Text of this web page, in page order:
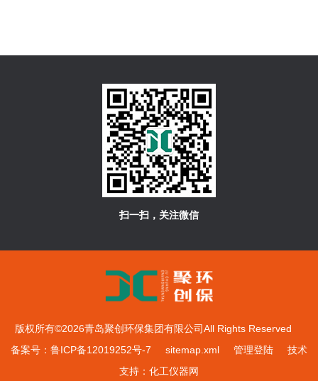
扫一扫，关注微信
版权所有©2026青岛聚创环保集团有限公司All Rights Reserved
备案号：鲁ICP备12019252号-7
sitemap.xml 管理登陆技术
支持： 化工仪器网